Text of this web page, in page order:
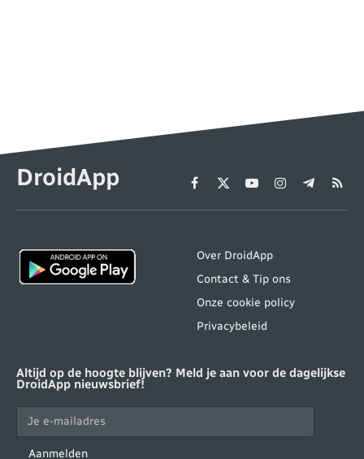
DroidApp Facebook
X
(Twitter)
YouTubeInstagram
Telegram
RSS
Over DroidApp
Contact & Tip ons
Onze cookie policy
Privacybeleid
Altijd op de hoogte blijven? Meld je aan voor de dagelijkse
DroidApp nieuwsbrief!
Aanmelden